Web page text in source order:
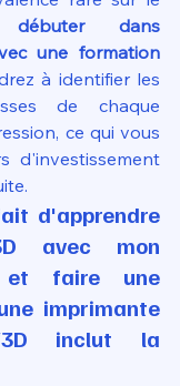
débuter dans
une formation
à identifier les
de chaque
ce qui vous
d'investissement
d'apprendre
avec mon
et faire une
imprimante
inclut la